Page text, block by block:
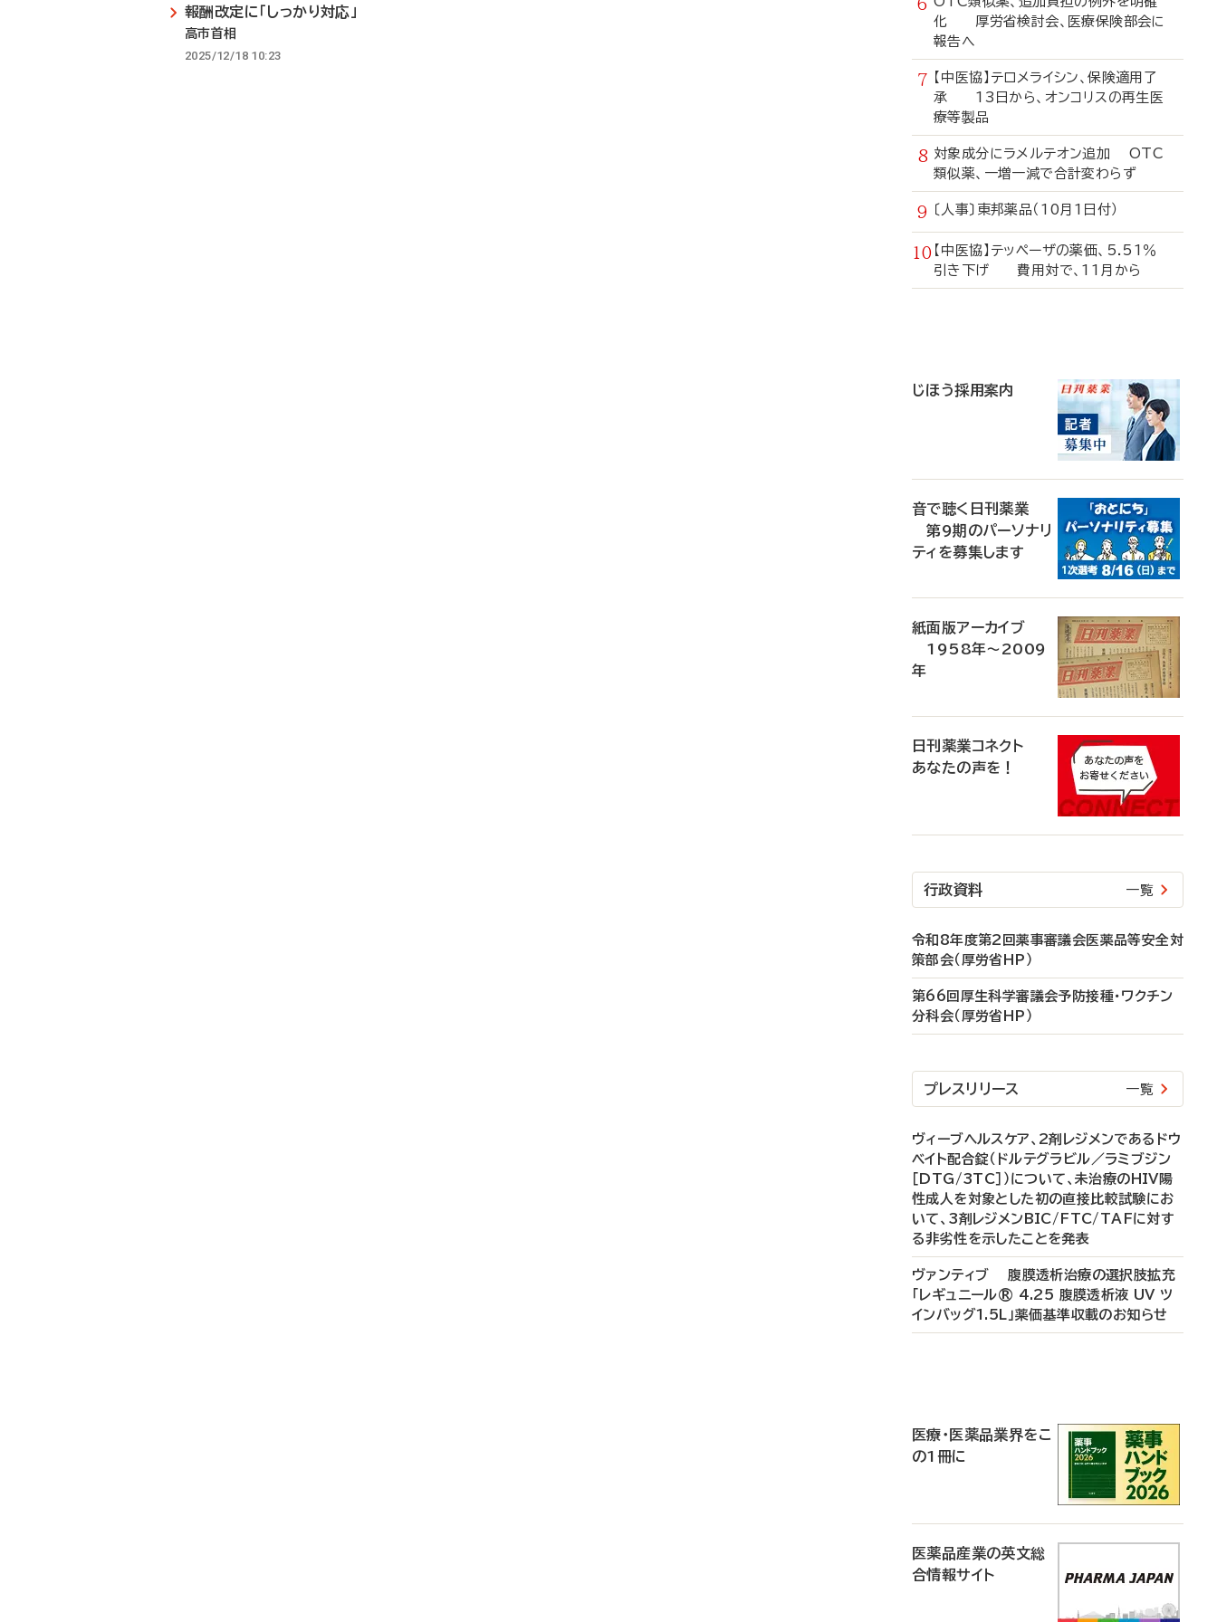
報酬改定に「しっかり対応」
高市首相
2025/12/18 10:23
化 厚労省検討会、医療保険部会に
報告へ
【中医協】テロメライシン、保険適用了
承 13日から、オンコリスの再生医
療等製品
対象成分にラメルテオン追加 OTC
類似薬、一増一減で合計変わらず
〔人事〕東邦薬品（10月1日付）
【中医協】テッペーザの薬価、5.51％
引き下げ 費用対で、11月から
じほう採用案内
音で聴く日刊薬業
第9期のパーソナリ
ティを募集します
紙面版アーカイブ
1958年～2009
年
日刊薬業コネクト
あなたの声を！
行政資料 一覧
令和8年度第2回薬事審議会医薬品等安全対
策部会（厚労省HP）
第66回厚生科学審議会予防接種・ワクチン
分科会（厚労省HP）
プレスリリース 一覧
ヴィーブヘルスケア、2剤レジメンであるドウ
ベイト配合錠（ドルテグラビル／ラミブジン
［DTG/3TC］）について、未治療のHIV陽
性成人を対象とした初の直接比較試験にお
いて、3剤レジメンBIC/FTC/TAFに対す
る非劣性を示したことを発表
ヴァンティブ 腹膜透析治療の選択肢拡充
「レギュニール® 4.25 腹膜透析液 UV ツ
インバッグ1.5L」薬価基準収載のお知らせ
医療・医薬品業界をこ
の1冊に
医薬品産業の英文総
合情報サイト